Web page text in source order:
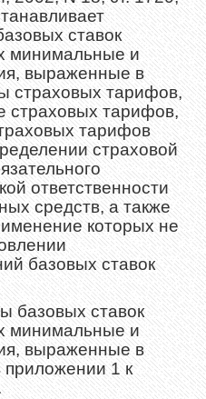
ставок
минимальные и
выраженные в
страховых тарифов,
страховых тарифов,
тарифов
страховой
ответственности
средств, а также
которых не
базовых ставок
базовых ставок
минимальные и
выраженные в
приложении 1 к